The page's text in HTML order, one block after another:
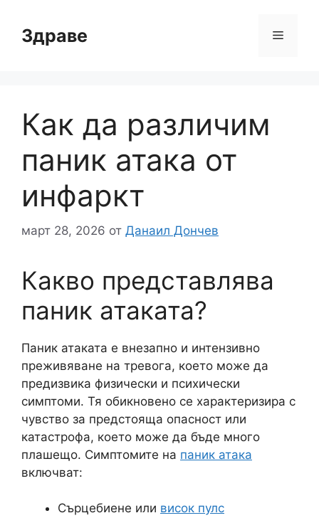
съдържанието
Здраве Меню
Как да различим
паник атака от
инфаркт
март 28, 2026 от Данаил Дончев
Какво представлява
паник атаката?
Паник атаката е внезапно и интензивно
преживяване на тревога, което може да
предизвика физически и психически
симптоми. Тя обикновено се характеризира с
чувство за предстояща опасност или
катастрофа, което може да бъде много
плашещо. Симптомите на паник атака
включват:
Сърцебиене или висок пулс